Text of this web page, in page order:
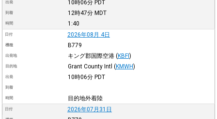
出発 10時06分 PDT
到着 12時47分 MDT
時間 1:40
日付 2026年08月 4日
機種 B779
出発地 キング郡国際空港 (KBFI)
目的地 Grant County Intl (KMWH)
出発 10時06分 PDT
到着
時間 目的地外着陸
日付 2026年07月31日